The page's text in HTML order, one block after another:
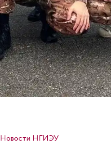
Новости НГИЭУ